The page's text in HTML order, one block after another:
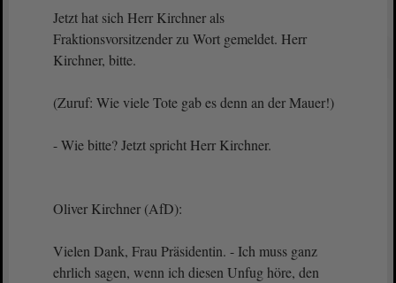
Jetzt hat sich Herr Kirchner als
Fraktionsvorsitzender zu Wort gemeldet. Herr
Kirchner, bitte.
(Zuruf: Wie viele Tote gab es denn an der Mauer!)
- Wie bitte? Jetzt spricht Herr Kirchner.
Oliver Kirchner (AfD):
Vielen Dank, Frau Präsidentin. - Ich muss ganz
ehrlich sagen, wenn ich diesen Unfug höre, den